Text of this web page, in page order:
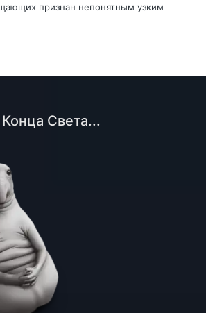
признан непонятным узким
Света...